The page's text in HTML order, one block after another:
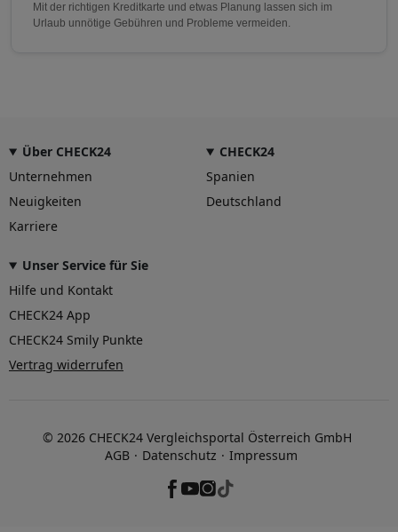
Mit der richtigen Kreditkarte und etwas Planung lassen sich im
Urlaub unnötige Gebühren und Probleme vermeiden.
Über CHECK24
Unternehmen
Neuigkeiten
Karriere
CHECK24
Spanien
Deutschland
Unser Service für Sie
Hilfe und Kontakt
CHECK24 App
CHECK24 Smily Punkte
Vertrag widerrufen
© 2026 CHECK24 Vergleichsportal Österreich GmbH
AGB
Datenschutz Impressum